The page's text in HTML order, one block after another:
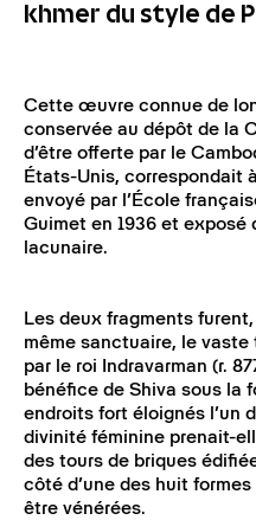
khmer du style de
Cette œuvre connue de
conservée au dépôt de la
d’être offerte par le
États-Unis, correspondait
envoyé par l’École
Guimet en 1936 et
lacunaire.
Les deux fragments
même sanctuaire, le
par le roi Indravarman (r.
bénéfice de Shiva sous la
endroits fort éloignés l’un
divinité féminine prenait-
des tours de briques
côté d’une des huit
être vénérées.